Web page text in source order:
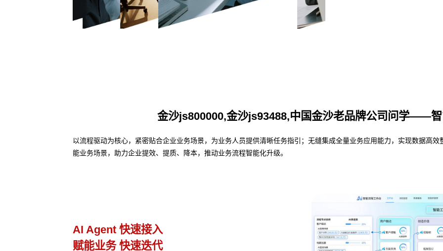
金沙js800000,金沙js93488,中国金沙老品牌公司问学——
以流程驱动为核心，紧密贴合企业业务场景，为业务人员提供清晰任务指引；无缝集成全量业务应用能力，实现数据高
能业务场景，助力企业提效、提质、降本，推动业务流程智能化升级。
业务流程管理
避免流程设计和实际执行差异